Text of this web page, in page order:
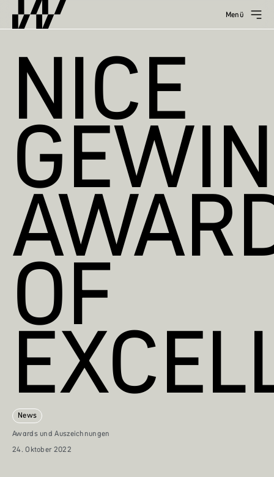
Menü
NICE
OF
News
Awards und Auszeichnungen
24. Oktober 2022